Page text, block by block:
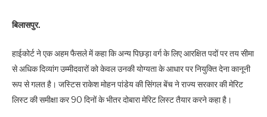
बिलासपुर.
हाईकोर्ट ने एक अहम फैसले में कहा कि अन्य पिछड़ा वर्ग के लिए आरक्षित पदों पर तय सीमा
से अधिक दिव्यांग उम्मीदवारों को केवल उनकी योग्यता के आधार पर नियुक्ति देना कानूनी
रूप से गलत है। जस्टिस राकेश मोहन पांडेय की सिंगल बेंच ने राज्य सरकार की मेरिट
लिस्ट की समीक्षा कर 90 दिनों के भीतर दोबारा मेरिट लिस्ट तैयार करने कहा है।